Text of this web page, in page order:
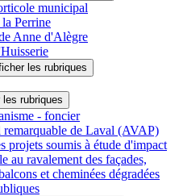
municipal
Perrine
Anne d'Alègre
- foncier
remarquable de Laval (AVAP)
projets soumis à étude d'impact
au ravalement des façades,
et cheminées dégradées